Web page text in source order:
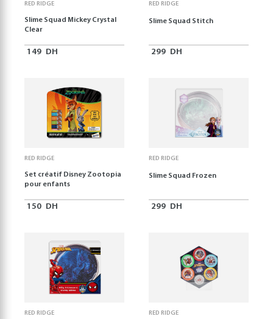
RED RIDGE
Slime Squad Mickey Crystal
Clear
149 DH
RED RIDGE
Slime Squad Stitch
299 DH
RED RIDGE
Set créatif Disney Zootopia
pour enfants
150 DH
RED RIDGE
Slime Squad Frozen
299 DH
RED RIDGE RED RIDGE